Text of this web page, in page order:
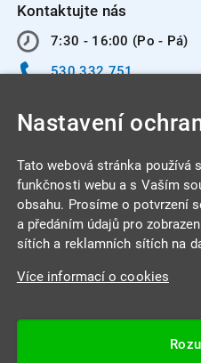
Kontaktujte nás
7:30 - 16:00 (Po - Pá)
530 332 751
INTEGRA CENTRUM s.r.o.
Jabloňová 662/7
Datová schránka: 4beca6d
Nastavení
Tato webová stránka
funkčnosti webu a s Vaším
obsahu. Prosíme o potvrzení
a předáním údajů pro
sítích a reklamních sítích na
Více informací o cookies